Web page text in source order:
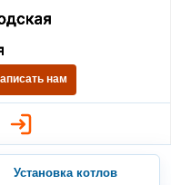
Газовая
нам
Установка котлов